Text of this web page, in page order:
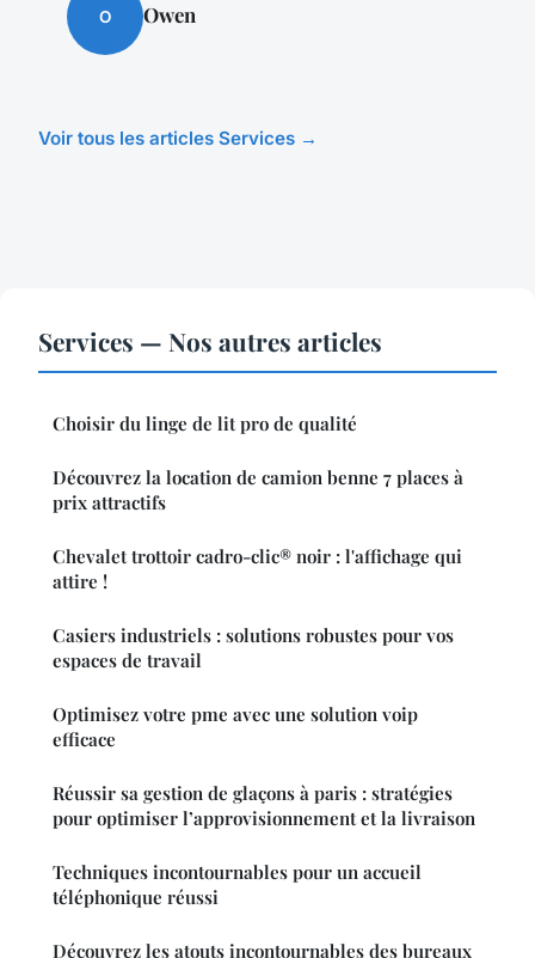
O Owen
Voir tous les articles Services →
Services — Nos autres articles
Choisir du linge de lit pro de qualité
Découvrez la location de camion benne 7 places à
prix attractifs
Chevalet trottoir cadro-clic® noir : l'affichage qui
attire !
Casiers industriels : solutions robustes pour vos
espaces de travail
Optimisez votre pme avec une solution voip
efficace
Réussir sa gestion de glaçons à paris : stratégies
pour optimiser l’approvisionnement et la livraison
Techniques incontournables pour un accueil
téléphonique réussi
Découvrez les atouts incontournables des bureaux